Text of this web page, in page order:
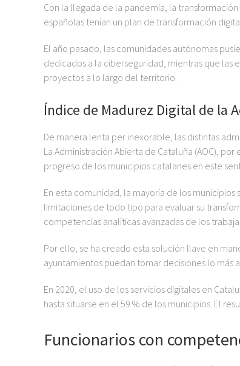
Con la llegada de la pandemia, la
españolas tenían un plan de transformación
El año pasado, las comunidades autónomas
dedicados a la ciberseguridad, mientras que las
proyectos a lo largo del territorio.
Índice de Madurez Digital de la
De manera lenta per inexorable, las distintas
La Administración Abierta de Cataluña (AOC),
progreso de los municipios catalanes en este
En esta comunidad, la mayoría de los
limitaciones de todo tipo para evaluar su
competencias analíticas avanzadas de los
Por ello, se ha creado esta solución llave en
ayuntamientos puedan tomar decisiones lo más
En 2020, el uso de los servicios digitales en
hasta situarse en el 59 % de los municipios. El
Funcionarios con